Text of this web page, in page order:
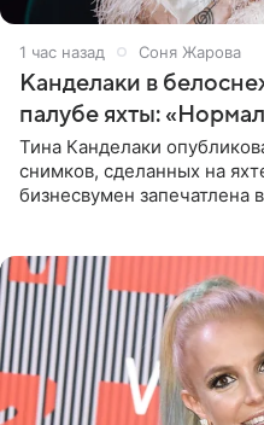
1 час назад Соня Жарова
Канделаки в
палубе яхты:
Тина Канделаки
снимков, сделанных на
бизнесвумен